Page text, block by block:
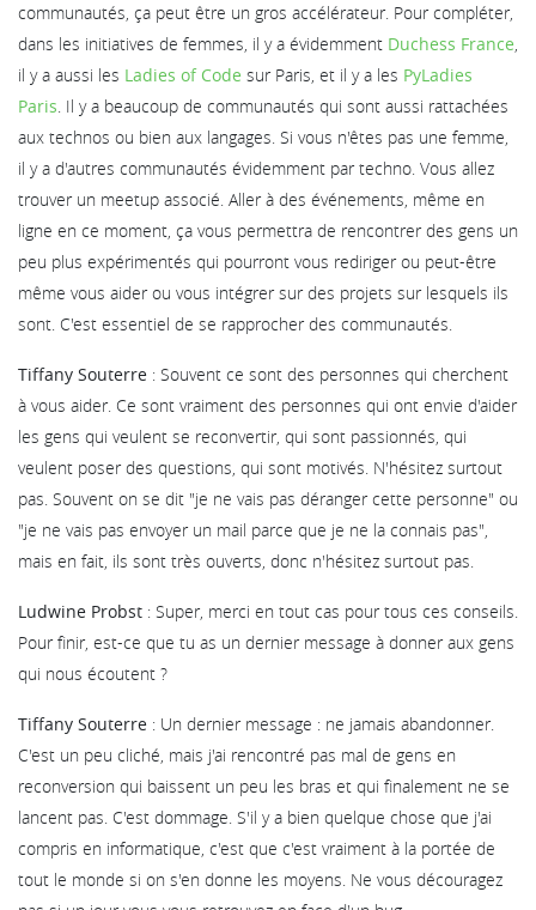
communautés, ça peut être un gros accélérateur. Pour compléter,
dans les initiatives de femmes, il y a évidemment Duchess France,
il y a aussi les Ladies of Code sur Paris, et il y a les PyLadies
Paris. Il y a beaucoup de communautés qui sont aussi rattachées
aux technos ou bien aux langages. Si vous n'êtes pas une femme,
il y a d'autres communautés évidemment par techno. Vous allez
trouver un meetup associé. Aller à des événements, même en
ligne en ce moment, ça vous permettra de rencontrer des gens un
peu plus expérimentés qui pourront vous rediriger ou peut-être
même vous aider ou vous intégrer sur des projets sur lesquels ils
sont. C'est essentiel de se rapprocher des communautés.
Tiffany Souterre : Souvent ce sont des personnes qui cherchent
à vous aider. Ce sont vraiment des personnes qui ont envie d'aider
les gens qui veulent se reconvertir, qui sont passionnés, qui
veulent poser des questions, qui sont motivés. N'hésitez surtout
pas. Souvent on se dit "je ne vais pas déranger cette personne" ou
"je ne vais pas envoyer un mail parce que je ne la connais pas",
mais en fait, ils sont très ouverts, donc n'hésitez surtout pas.
Ludwine Probst : Super, merci en tout cas pour tous ces conseils.
Pour finir, est-ce que tu as un dernier message à donner aux gens
qui nous écoutent ?
Tiffany Souterre : Un dernier message : ne jamais abandonner.
C'est un peu cliché, mais j'ai rencontré pas mal de gens en
reconversion qui baissent un peu les bras et qui finalement ne se
lancent pas. C'est dommage. S'il y a bien quelque chose que j'ai
compris en informatique, c'est que c'est vraiment à la portée de
tout le monde si on s'en donne les moyens. Ne vous découragez